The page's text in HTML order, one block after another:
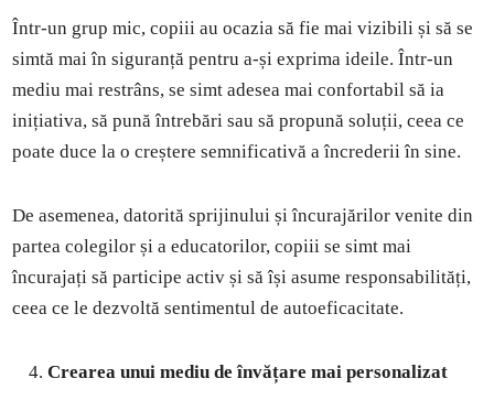
Într-un grup mic, copiii au ocazia să fie mai vizibili și să se
simtă mai în siguranță pentru a-și exprima ideile. Într-un
mediu mai restrâns, se simt adesea mai confortabil să ia
inițiativa, să pună întrebări sau să propună soluții, ceea ce
poate duce la o creștere semnificativă a încrederii în sine.
De asemenea, datorită sprijinului și încurajărilor venite din
partea colegilor și a educatorilor, copiii se simt mai
încurajați să participe activ și să își asume responsabilități,
ceea ce le dezvoltă sentimentul de autoeficacitate.
Crearea unui mediu de învățare mai personalizat